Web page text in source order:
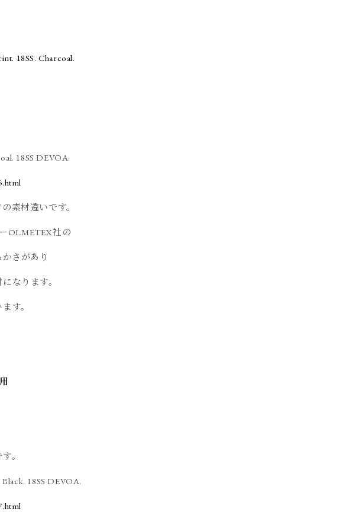
18SS. Charcoal.
18SS DEVOA.
素材違いです。
OLMETEX社の
さがあり
なります。
す。
。
18SS DEVOA.